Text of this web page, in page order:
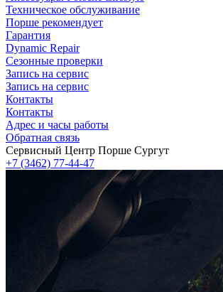
Техническое обслуживание
Порше рекомендует
Гарантия
Dynamic Repair
Сезонные проверки
Запись на сервис
Запись на сервис
Контакты
Контакты
Адрес и часы работы
Обратная связь
Сервисный Центр Порше Сургут
+7 (3462) 77-44-47